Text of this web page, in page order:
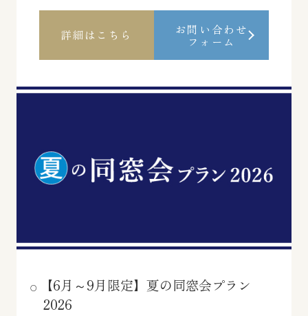
詳細はこちら
お問い合わせ
フォーム
【6月～9月限定】夏の同窓会プラン
2026